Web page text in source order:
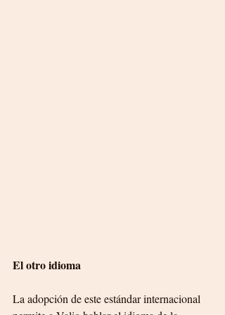
El otro idioma
La adopción de este estándar internacional